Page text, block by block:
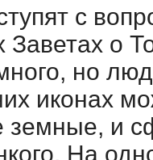
с
Заветах о
но
иконах
земные, и
На